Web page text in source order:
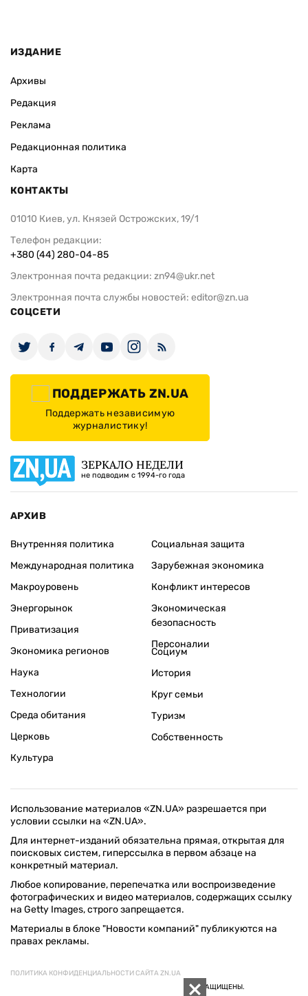
ИЗДАНИЕ
Архивы
Редакция
Реклама
Редакционная политика
Карта
КОНТАКТЫ
01010 Киев, ул. Князей Острожских, 19/1
Телефон редакции:
+380 (44) 280-04-85
Электронная почта редакции: zn94@ukr.net
Электронная почта службы новостей: editor@zn.ua
СОЦСЕТИ
ПОДДЕРЖАТЬ ZN.UA
Поддержать независимую
журналистику!
ЗЕРКАЛО НЕДЕЛИ
не подводим с 1994-го года
АРХИВ
Внутренняя политика
Международная политика
Макроуровень
Энергорынок
Приватизация
Экономика регионов
Социальная защита
Зарубежная экономика
Конфликт интересов
Экономическая
безопасность
Персоналии
Наука
Технологии
Среда обитания
Церковь
Культура
Социум
История
Круг семьи
Туризм
Собственность
Использование материалов «ZN.UA» разрешается при
условии ссылки на «ZN.UA».
Для интернет-изданий обязательна прямая, открытая для
поисковых систем, гиперссылка в первом абзаце на
конкретный материал.
Любое копирование, перепечатка или воспроизведение
фотографических и видео материалов, содержащих ссылку
на Getty Images, строго запрещается.
Материалы в блоке "Новости компаний" публикуются на
правах рекламы.
ПОЛИТИКА КОНФИДЕНЦИАЛЬНОСТИ САЙТА ZN.UA
© 1994–2026 «ЗЕРКАЛО НЕДЕЛИ. УКРАИНА». ВСЕ ПРАВА ЗАЩИЩЕНЫ.